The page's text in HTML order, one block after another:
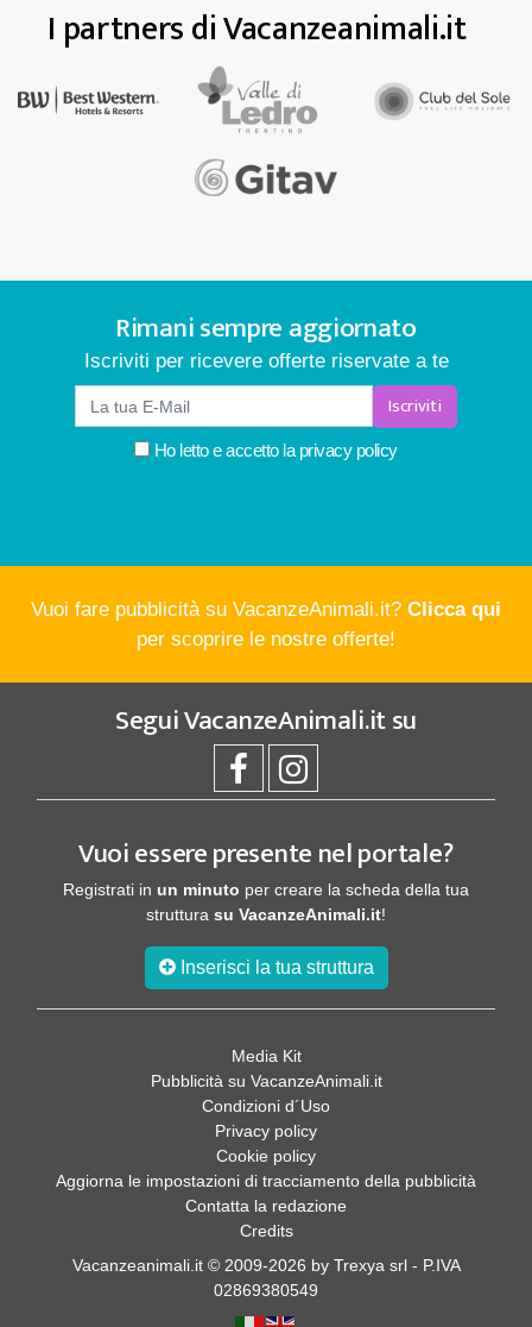
I partners di Vacanzeanimali.it
Rimani sempre aggiornato
Iscriviti per ricevere offerte riservate a te
Iscriviti
Ho letto e accetto laprivacy policy
Vuoi fare pubblicità su VacanzeAnimali.it? Clicca qui
per scoprire le nostre offerte!
SeguiVacanzeAnimali.itsu
Vuoi essere presente nel portale?
Registrati in un minuto per creare la scheda della tua
struttura su VacanzeAnimali.it!
Inserisci la tua struttura
Media Kit
Pubblicità su VacanzeAnimali.it
Condizioni d´Uso
Privacy policy
Cookie policy
Aggiorna le impostazioni di tracciamento della pubblicità
Contatta la redazione
Credits
Vacanzeanimali.it © 2009-2026 by Trexya srl - P.IVA
02869380549